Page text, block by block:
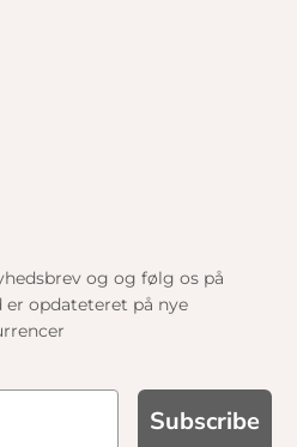
og og følg os på
er opdateteret på nye
Subscribe